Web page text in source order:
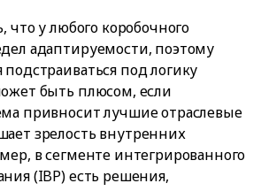
что у любого коробочного
адаптируемости, поэтому
под логику
быть плюсом, если
привносит лучшие отраслевые
зрелость внутренних
в сегменте интегрированного
(IBP) есть решения,